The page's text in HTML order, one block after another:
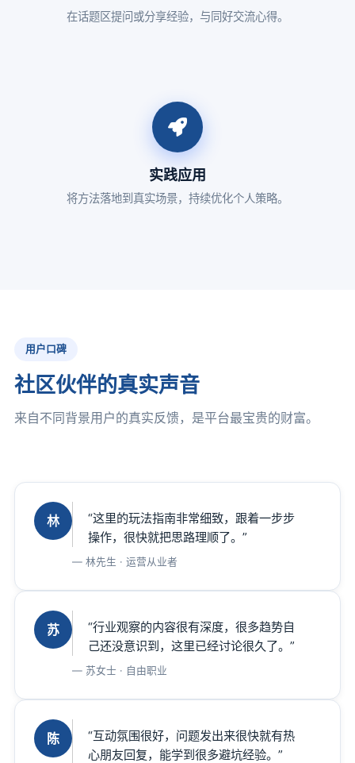
在话题区提问或分享经验，与同好交流心得。
实践应用
将方法落地到真实场景，持续优化个人策略。
用户口碑
社区伙伴的真实声音
来自不同背景用户的真实反馈，是平台最宝贵的财富。
林
“这里的玩法指南非常细致，跟着一步步
操作，很快就把思路理顺了。”
林先生 · 运营从业者
苏
“行业观察的内容很有深度，很多趋势自
己还没意识到，这里已经讨论很久了。”
苏女士 · 自由职业
陈
“互动氛围很好，问题发出来很快就有热
心朋友回复，能学到很多避坑经验。”